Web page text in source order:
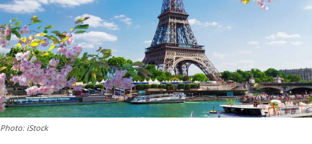
Photo: iStock